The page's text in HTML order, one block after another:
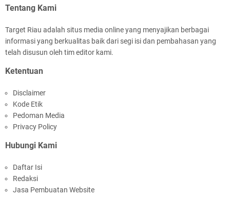
2045
Meranti Ditepungtawari, Sinergi Adat hingga
Green Policing Menguat
Bupati Asmar Sambut Lawatan Adat Melaka,
Tentang Kami
Target Riau adalah situs media online yang menyajikan berbagai
informasi yang berkualitas baik dari segi isi dan pembahasan yang
telah disusun oleh tim editor kami.
Ketentuan
Disclaimer
Kode Etik
Pedoman Media
Privacy Policy
Hubungi Kami
Daftar Isi
Redaksi
Jasa Pembuatan Website